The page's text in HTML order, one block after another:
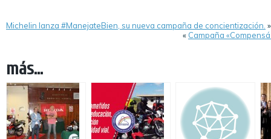
Michelin lanza #ManejateBien, su nueva campaña de concientización. »
« Campaña
más...